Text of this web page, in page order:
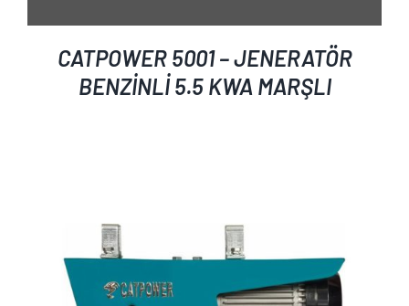
CATPOWER 5001 – JENERATÖR
BENZİNLİ 5.5 KWA MARŞLI